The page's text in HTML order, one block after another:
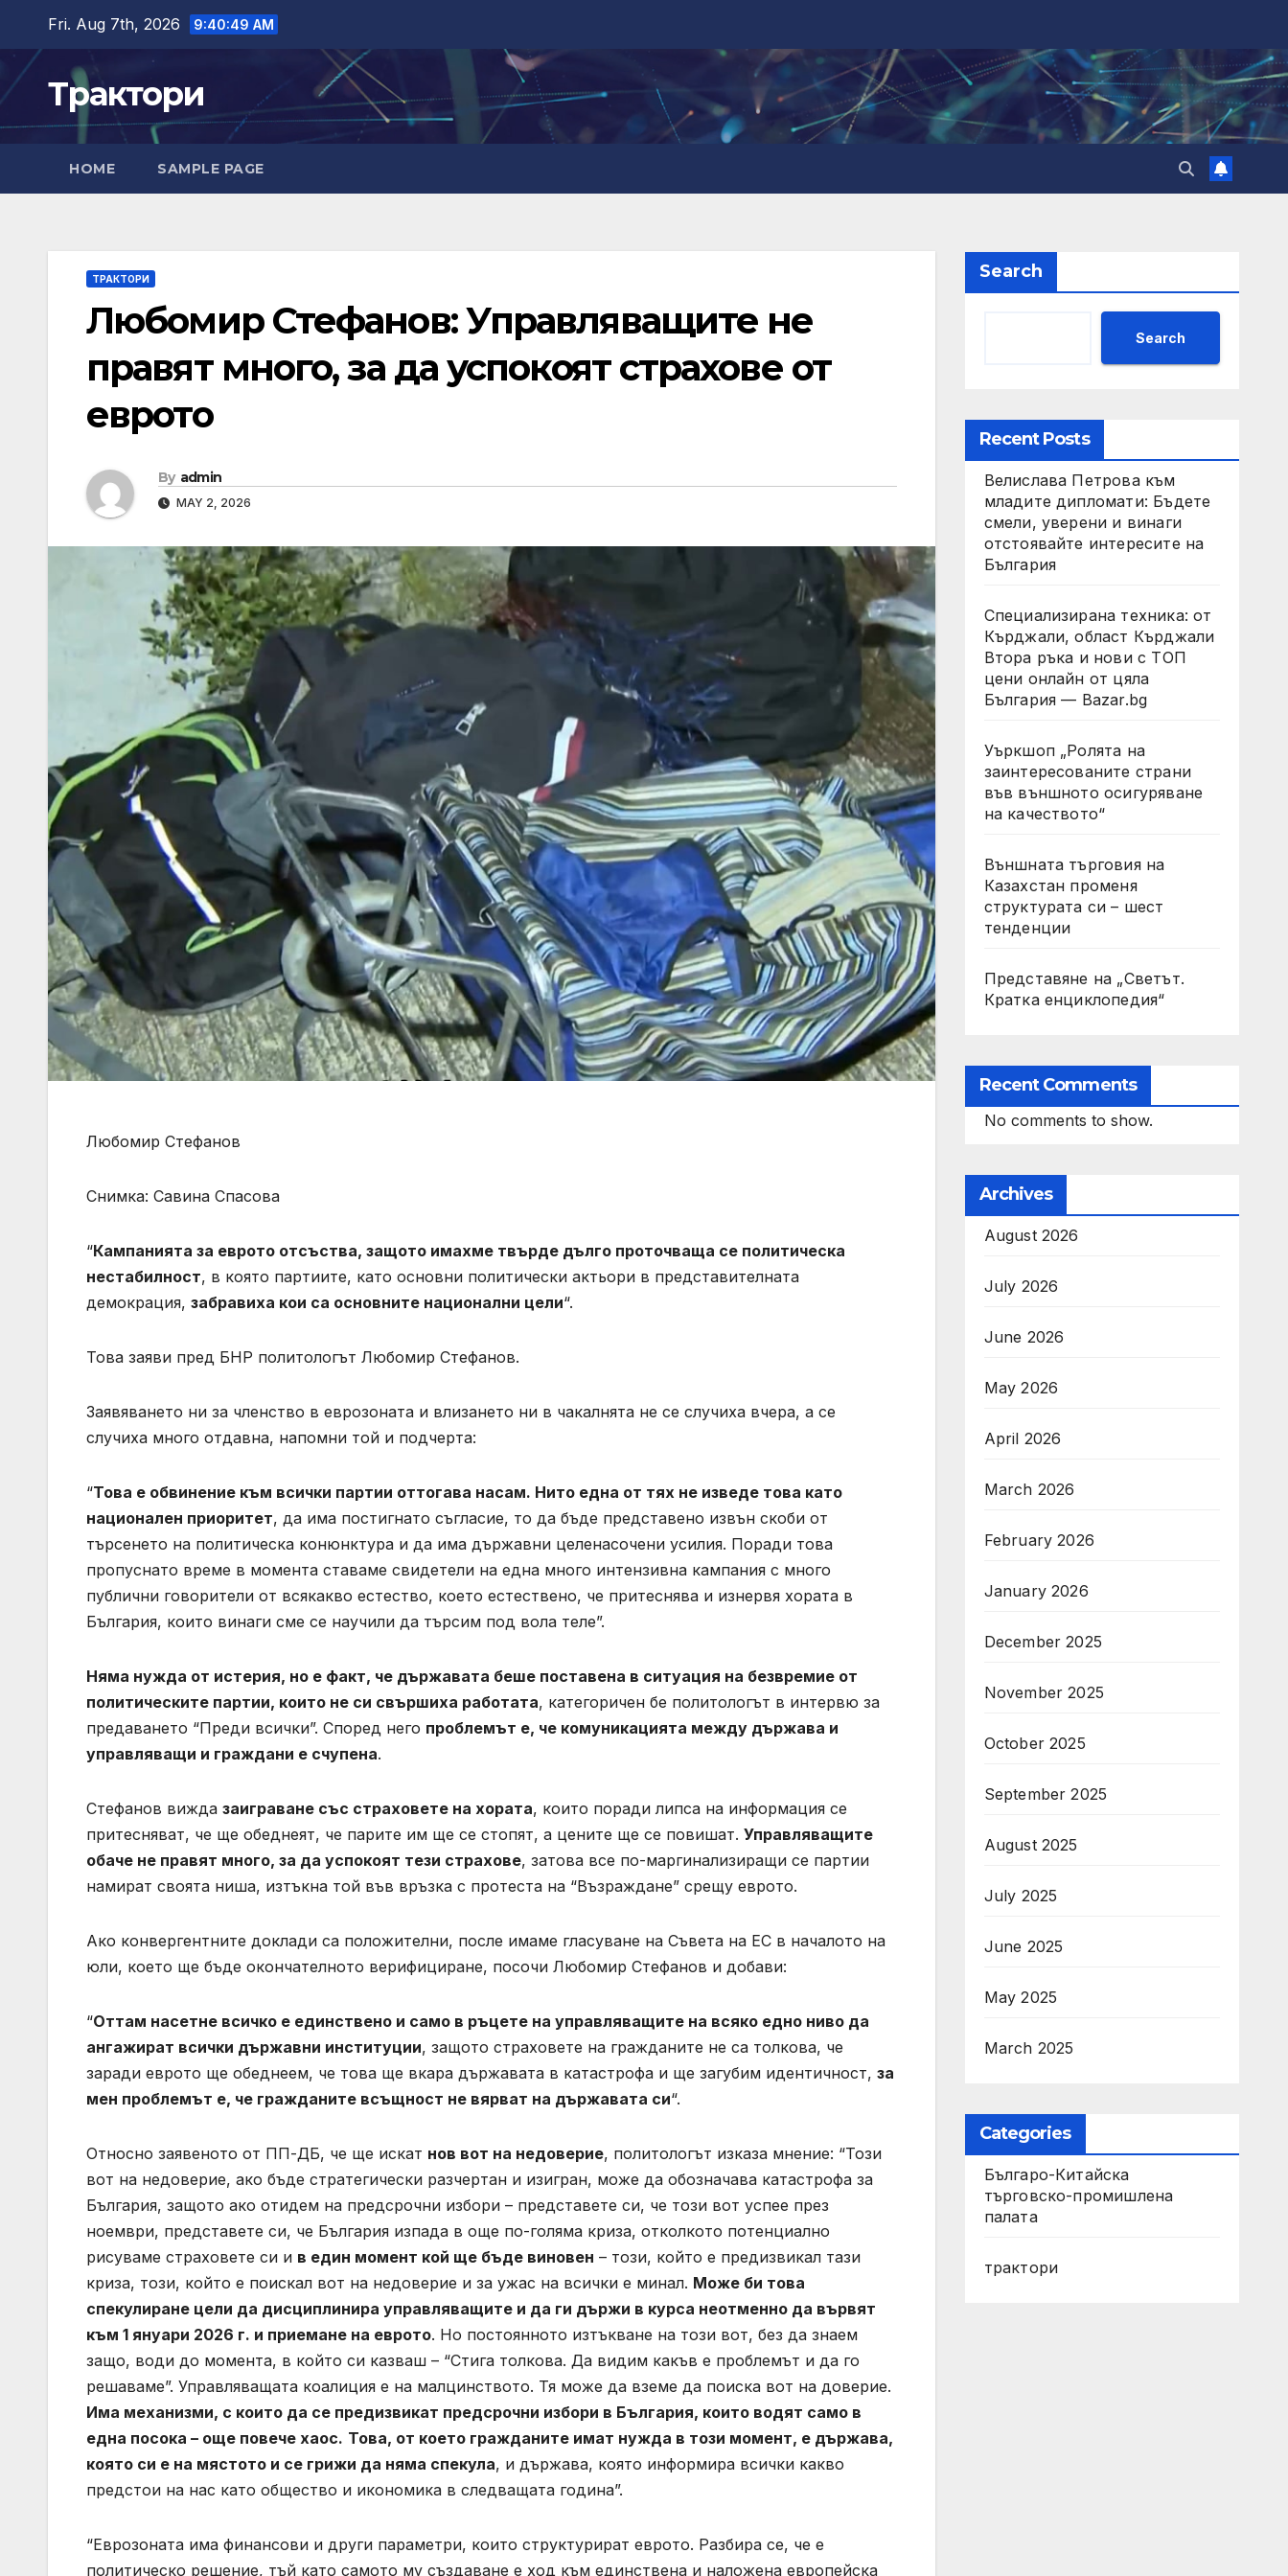
content
Fri. Aug 7th, 2026 9:40:51 AM
Трактори
HOME SAMPLE PAGE
ТРАКТОРИ
Любомир Стефанов: Управляващите не
правят много, за да успокоят страхове от
еврото
By admin
MAY 2, 2026
Любомир Стефанов
Снимка: Савина Спасова
“Кампанията за еврото отсъства, защото имахме твърде дълго проточваща се политическа
нестабилност, в която партиите, като основни политически актьори в представителната
демокрация, забравиха кои са основните национални цели“.
Това заяви пред БНР политологът Любомир Стефанов.
Заявяването ни за членство в еврозоната и влизането ни в чакалнята не се случиха вчера, а се
случиха много отдавна, напомни той и подчерта:
“Това е обвинение към всички партии оттогава насам. Нито една от тях не изведе това като
национален приоритет, да има постигнато съгласие, то да бъде представено извън скоби от
търсенето на политическа конюнктура и да има държавни целенасочени усилия. Поради това
пропуснато време в момента ставаме свидетели на една много интензивна кампания с много
публични говорители от всякакво естество, което естествено, че притеснява и изнервя хората в
България, които винаги сме се научили да търсим под вола теле”.
Няма нужда от истерия, но е факт, че държавата беше поставена в ситуация на безвремие от
политическите партии, които не си свършиха работата, категоричен бе политологът в интервю за
предаването “Преди всички”. Според него проблемът е, че комуникацията между държава и
управляващи и граждани е счупена.
Стефанов вижда заиграване със страховете на хората, които поради липса на информация се
притесняват, че ще обеднеят, че парите им ще се стопят, а цените ще се повишат. Управляващите
обаче не правят много, за да успокоят тези страхове, затова все по-маргинализиращи се партии
намират своята ниша, изтъкна той във връзка с протеста на “Възраждане” срещу еврото.
Ако конвергентните доклади са положителни, после имаме гласуване на Съвета на ЕС в началото на
юли, което ще бъде окончателното верифициране, посочи Любомир Стефанов и добави:
“Оттам насетне всичко е единствено и само в ръцете на управляващите на всяко едно ниво да
ангажират всички държавни институции, защото страховете на гражданите не са толкова, че
заради еврото ще обеднеем, че това ще вкара държавата в катастрофа и ще загубим идентичност, за
мен проблемът е, че гражданите всъщност не вярват на държавата си“.
Относно заявеното от ПП-ДБ, че ще искат нов вот на недоверие, политологът изказа мнение: “Този
вот на недоверие, ако бъде стратегически разчертан и изигран, може да обозначава катастрофа за
България, защото ако отидем на предсрочни избори – представете си, че този вот успее през
ноември, представете си, че България изпада в още по-голяма криза, отколкото потенциално
рисуваме страховете си и в един момент кой ще бъде виновен – този, който е предизвикал тази
криза, този, който е поискал вот на недоверие и за ужас на всички е минал. Може би това
спекулиране цели да дисциплинира управляващите и да ги държи в курса неотменно да вървят
към 1 януари 2026 г. и приемане на еврото. Но постоянното изтъкване на този вот, без да знаем
защо, води до момента, в който си казваш – “Стига толкова. Да видим какъв е проблемът и да го
решаваме”. Управляващата коалиция е на малцинството. Тя може да вземе да поиска вот на доверие.
Има механизми, с които да се предизвикат предсрочни избори в България, които водят само в
една посока – още повече хаос. Това, от което гражданите имат нужда в този момент, е държава,
която си е на мястото и се грижи да няма спекула, и държава, която информира всички какво
предстои на нас като общество и икономика в следващата година”.
“Еврозоната има финансови и други параметри, които структурират еврото. Разбира се, че е
политическо решение, тъй като самото му създаване е ход към единствена и наложена европейска
Search
Search
Recent Posts
Велислава Петрова към
младите дипломати: Бъдете
смели, уверени и винаги
отстоявайте интересите на
България
Специализирана техника: от
Кърджали, област Кърджали
Втора ръка и нови с ТОП
цени онлайн от цяла
България — Bazar.bg
Уъркшоп „Ролята на
заинтересованите страни
във външното осигуряване
на качеството“
Външната търговия на
Казахстан променя
структурата си – шест
тенденции
Представяне на „Светът.
Кратка енциклопедия“
Recent Comments
No comments to show.
Archives
August 2026
July 2026
June 2026
May 2026
April 2026
March 2026
February 2026
January 2026
December 2025
November 2025
October 2025
September 2025
August 2025
July 2025
June 2025
May 2025
March 2025
Categories
Българо-Китайска
търговско-промишлена
палата
трактори